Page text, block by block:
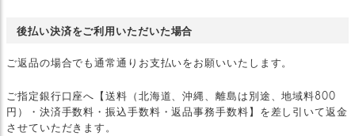
後払い決済をご利用いただいた場合
ご返品の場合でも通常通りお支払いをお願いいたします。
ご指定銀行口座へ【送料（北海道、沖縄、離島は別途、地域料800
円）・決済手数料・振込手数料・返品事務手数料】を差し引いて返金
させていただきます。